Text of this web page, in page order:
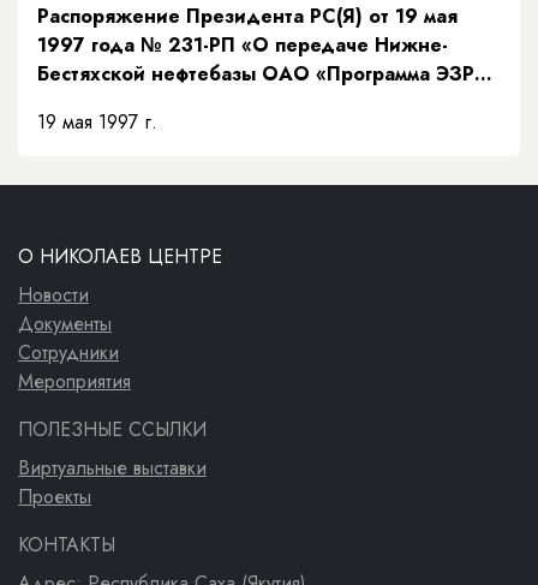
Распоряжение Президента РС(Я) от 19 мая
1997 года № 231-РП «О передаче Нижне-
Бестяхской нефтебазы ОАО «Программа ЭЗР
19 мая 1997 г.
О НИКОЛАЕВ ЦЕНТРЕ
Новости
Документы
Сотрудники
Мероприятия
ПОЛЕЗНЫЕ ССЫЛКИ
Виртуальные выставки
Проекты
КОНТАКТЫ